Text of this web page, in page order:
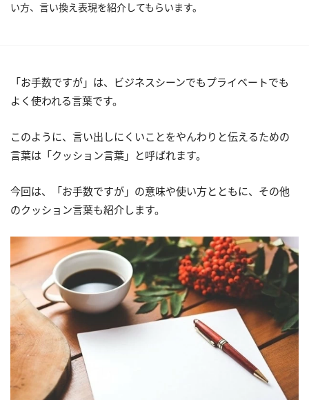
い方、言い換え表現を紹介してもらいます。
「お手数ですが」は、ビジネスシーンでもプライベートでも
よく使われる言葉です。
このように、言い出しにくいことをやんわりと伝えるための
言葉は「クッション言葉」と呼ばれます。
今回は、「お手数ですが」の意味や使い方とともに、その他
のクッション言葉も紹介します。